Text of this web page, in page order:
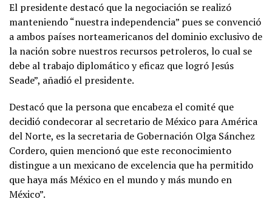
El presidente destacó que la negociación se realizó
manteniendo “nuestra independencia” pues se convenció
a ambos países norteamericanos del dominio exclusivo de
la nación sobre nuestros recursos petroleros, lo cual se
debe al trabajo diplomático y eficaz que logró Jesús
Seade”, añadió el presidente.
Destacó que la persona que encabeza el comité que
decidió condecorar al secretario de México para América
del Norte, es la secretaria de Gobernación Olga Sánchez
Cordero, quien mencionó que este reconocimiento
distingue a un mexicano de excelencia que ha permitido
que haya más México en el mundo y más mundo en
México”.